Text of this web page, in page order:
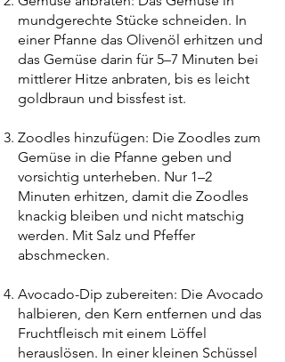
mundgerechte Stücke schneiden. In
einer Pfanne das Olivenöl erhitzen und
das Gemüse darin für 5–7 Minuten bei
mittlerer Hitze anbraten, bis es leicht
goldbraun und bissfest ist.
Zoodles hinzufügen: Die Zoodles zum
Gemüse in die Pfanne geben und
vorsichtig unterheben. Nur 1–2
Minuten erhitzen, damit die Zoodles
knackig bleiben und nicht matschig
werden. Mit Salz und Pfeffer
abschmecken.
Avocado-Dip zubereiten: Die Avocado
halbieren, den Kern entfernen und das
Fruchtfleisch mit einem Löffel
herauslösen. In einer kleinen Schüssel